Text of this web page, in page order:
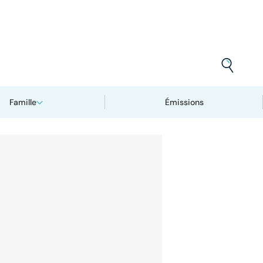
Famille Émissions